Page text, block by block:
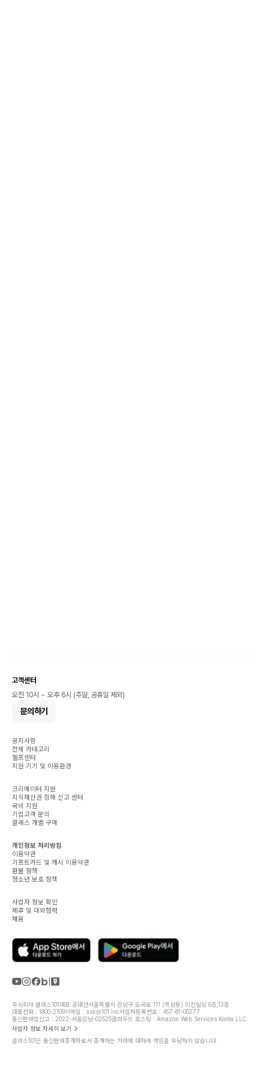
고객센터
오전 10시 ~ 오후 6시 (주말, 공휴일 제외)
문의하기
공지사항
전체 카테고리
헬프센터
지원 기기 및 이용환경
크리에이터 지원
지식재산권 침해 신고 센터
국비 지원
기업고객 문의
클래스 개별 구매
개인정보 처리방침
이용약관
기프트카드 및 캐시 이용약관
환불 정책
청소년 보호 정책
사업자 정보 확인
제휴 및 대외협력
채용
주식회사 클래스101대표 공대선서울특별시 강남구 도곡로 111 (역삼동) 미진빌딩 6층,13층
대표전화 : 1800-2109이메일 : ask@101.inc사업자등록번호 : 457-81-00277
통신판매업신고 : 2022-서울강남-02525클라우드 호스팅 : Amazon Web Services Korea LLC
사업자 정보 자세히 보기
클래스101은 통신판매중개자로서 중개하는 거래에 대하여 책임을 부담하지 않습니다.